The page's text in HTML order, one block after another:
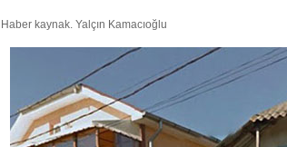
Haber kaynak. Yalçın Kamacıoğlu